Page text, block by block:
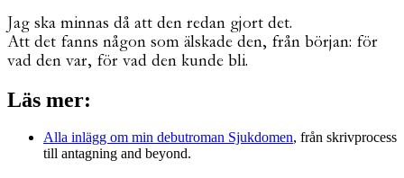
Jag ska minnas då att den redan gjort det.
Att det fanns någon som älskade den, från början: för
vad den var, för vad den kunde bli.
Läs mer:
Alla inlägg om min debutroman Sjukdomen, från skrivprocess
till antagning and beyond.